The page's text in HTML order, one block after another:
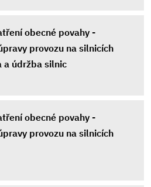
obecné povahy -
provozu na silnicích
údržba silnic
obecné povahy -
provozu na silnicích